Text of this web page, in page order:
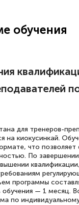
2026
за
и
помогли
обучения
для тренеров-
на киокусинкай.
что позволяет
По
квалификации,
программы
обучения — 1 месяц.
по